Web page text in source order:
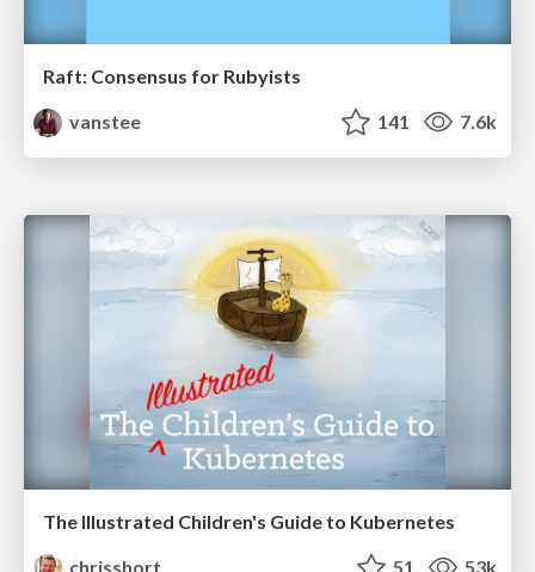
Raft: Consensus for Rubyists
vanstee
141 7.6k
The Illustrated Children's Guide to Kubernetes
chrisshort
51 53k